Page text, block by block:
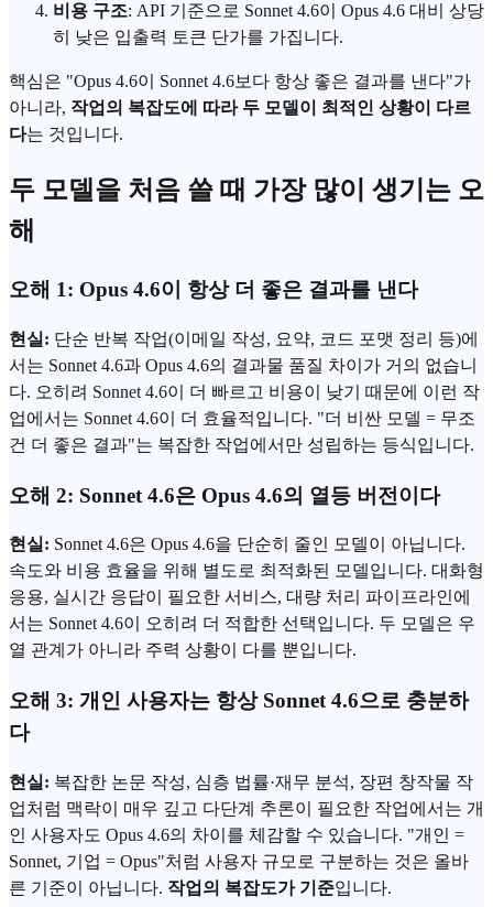
비용 구조: API 기준으로 Sonnet 4.6이 Opus 4.6 대비 상당
히 낮은 입출력 토큰 단가를 가집니다.
핵심은 "Opus 4.6이 Sonnet 4.6보다 항상 좋은 결과를 낸다"가
아니라, 작업의 복잡도에 따라 두 모델이 최적인 상황이 다르
다는 것입니다.
두 모델을 처음 쓸 때 가장 많이 생기는 오
해
오해 1: Opus 4.6이 항상 더 좋은 결과를 낸다
현실: 단순 반복 작업(이메일 작성, 요약, 코드 포맷 정리 등)에
서는 Sonnet 4.6과 Opus 4.6의 결과물 품질 차이가 거의 없습니
다. 오히려 Sonnet 4.6이 더 빠르고 비용이 낮기 때문에 이런 작
업에서는 Sonnet 4.6이 더 효율적입니다. "더 비싼 모델 = 무조
건 더 좋은 결과"는 복잡한 작업에서만 성립하는 등식입니다.
오해 2: Sonnet 4.6은 Opus 4.6의 열등 버전이다
현실: Sonnet 4.6은 Opus 4.6을 단순히 줄인 모델이 아닙니다.
속도와 비용 효율을 위해 별도로 최적화된 모델입니다. 대화형
응용, 실시간 응답이 필요한 서비스, 대량 처리 파이프라인에
서는 Sonnet 4.6이 오히려 더 적합한 선택입니다. 두 모델은 우
열 관계가 아니라 주력 상황이 다를 뿐입니다.
오해 3: 개인 사용자는 항상 Sonnet 4.6으로 충분하
다
현실: 복잡한 논문 작성, 심층 법률·재무 분석, 장편 창작물 작
업처럼 맥락이 매우 깊고 다단계 추론이 필요한 작업에서는 개
인 사용자도 Opus 4.6의 차이를 체감할 수 있습니다. "개인 =
Sonnet, 기업 = Opus"처럼 사용자 규모로 구분하는 것은 올바
른 기준이 아닙니다. 작업의 복잡도가 기준입니다.